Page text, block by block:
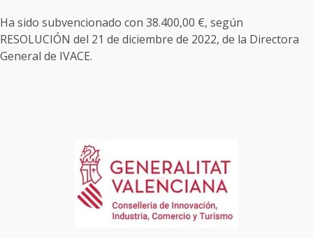
Ha sido subvencionado con 38.400,00 €, según
RESOLUCIÓN del 21 de diciembre de 2022, de la Directora
General de IVACE.